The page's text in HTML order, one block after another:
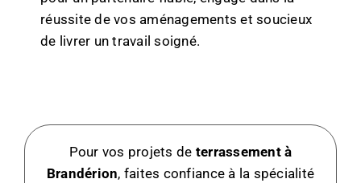
réussite de vos aménagements et soucieux
de livrer un travail soigné.
Pour vos projets de terrassement à
Brandérion, faites confiance à la spécialité